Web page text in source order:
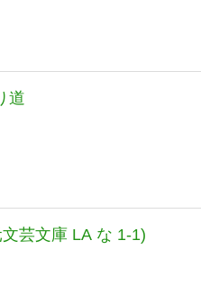
道
芸文庫 LA な 1-1)